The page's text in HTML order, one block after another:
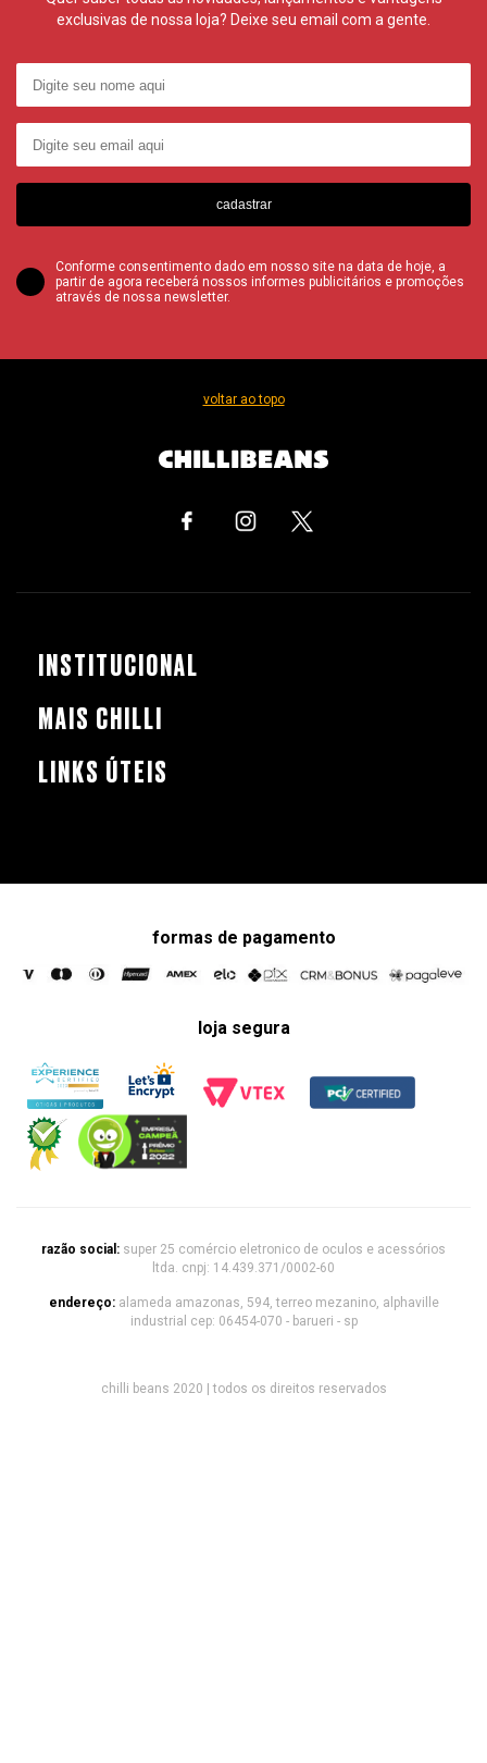
exclusivas de nossa loja? Deixe seu email com a gente.
cadastrar
Conforme consentimento dado em nosso site na data de hoje, a
partir de agora receberá nossos informes publicitários e promoções
através de nossa newsletter.
voltar ao topo
INSTITUCIONAL
MAIS CHILLI
LINKS ÚTEIS
formas de pagamento
loja segura
razão social: super 25 comércio eletronico de oculos e acessórios
ltda. cnpj: 14.439.371/0002-60
endereço: alameda amazonas, 594, terreo mezanino, alphaville
industrial cep: 06454-070 - barueri - sp
chilli beans 2020 | todos os direitos reservados